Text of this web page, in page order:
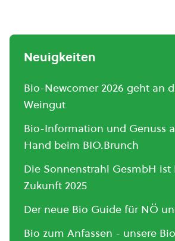
Neuigkeiten
Bio-Newcomer 2026 geht an
Weingut
Bio-Information und Genuss
Hand beim BIO.Brunch
Die Sonnenstrahl GesmbH ist
Zukunft 2025
Der neue Bio Guide für NÖ
Bio zum Anfassen - unsere